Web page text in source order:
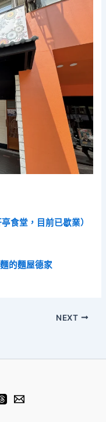
食堂，目前已歇業）
的麵屋德家
NEXT